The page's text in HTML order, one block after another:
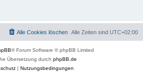
Alle Zeiten sind UTC+02:00
Alle Cookies löschen
® Forum Software © phpBB Limited
Übersetzung durch phpBB.de
| Nutzungsbedingungen